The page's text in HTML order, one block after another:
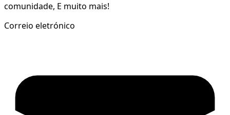
comunidade, E muito mais!
Correio eletrónico